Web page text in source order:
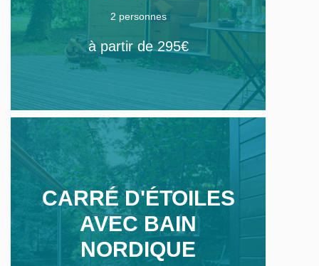
2 personnes
à partir de 295€
CARRÉ D'ÉTOILES
AVEC BAIN
NORDIQUE